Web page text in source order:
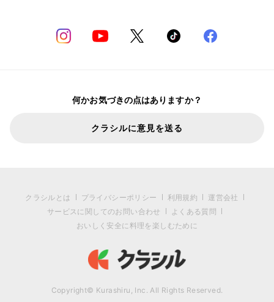
何かお気づきの点はありますか？
クラシルに意見を送る
クラシルとは プライバシーポリシー 利用規約
運営会社
サービスに関してのお問い合わせ
よくある質問
おいしく安全に料理を楽しむために
Copyright© Kurashiru, Inc. All Rights Reserved.